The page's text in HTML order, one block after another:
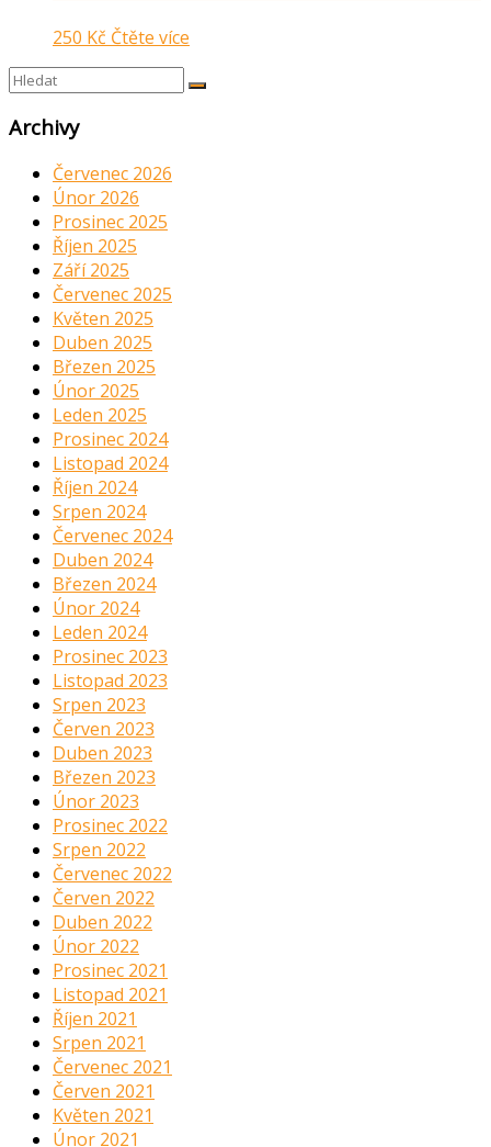
250 Kč Čtěte více
Archivy
Červenec 2026
Únor 2026
Prosinec 2025
Říjen 2025
Září 2025
Červenec 2025
Květen 2025
Duben 2025
Březen 2025
Únor 2025
Leden 2025
Prosinec 2024
Listopad 2024
Říjen 2024
Srpen 2024
Červenec 2024
Duben 2024
Březen 2024
Únor 2024
Leden 2024
Prosinec 2023
Listopad 2023
Srpen 2023
Červen 2023
Duben 2023
Březen 2023
Únor 2023
Prosinec 2022
Srpen 2022
Červenec 2022
Červen 2022
Duben 2022
Únor 2022
Prosinec 2021
Listopad 2021
Říjen 2021
Srpen 2021
Červenec 2021
Červen 2021
Květen 2021
Únor 2021